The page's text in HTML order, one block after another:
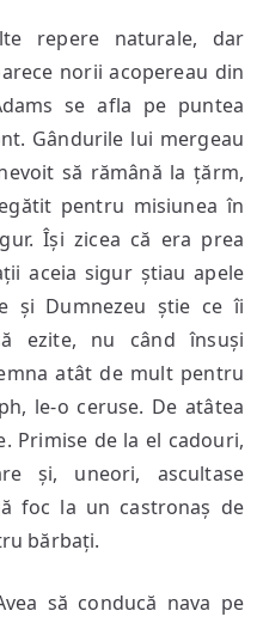
repere naturale, dar
norii acopereau din
se afla pe puntea
Gândurile lui mergeau
să rămână la țărm,
pentru misiunea în
Își zicea că era prea
aceia sigur știau apele
și Dumnezeu știe ce îi
ezite, nu când însuși
atât de mult pentru
le-o ceruse. De atâtea
Primise de la el cadouri,
și, uneori, ascultase
foc la un castronaș de
bărbați.
să conducă nava pe